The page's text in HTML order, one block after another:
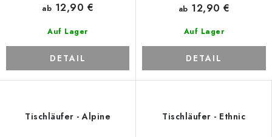
Auf Lager
ab 12,90 €
DETAIL
Auf Lager
ab 12,90 €
DETAIL
Tischläufer - Alpine Tischläufer - Ethnic